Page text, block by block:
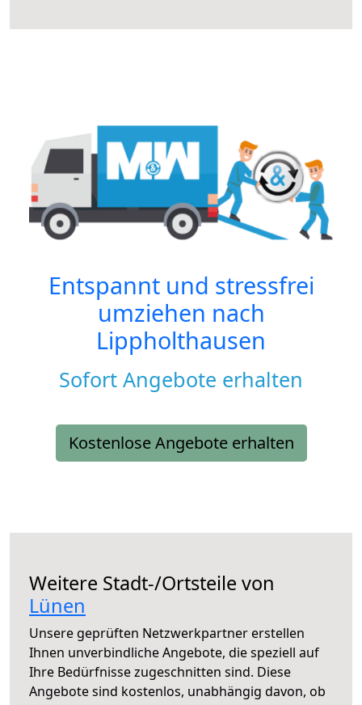
Entspannt und stressfrei
umziehen nach
Lippholthausen
Sofort Angebote erhalten
Kostenlose Angebote erhalten
Weitere Stadt-/Ortsteile von
Lünen
Unsere geprüften Netzwerkpartner erstellen
Ihnen unverbindliche Angebote, die speziell auf
Ihre Bedürfnisse zugeschnitten sind. Diese
Angebote sind kostenlos, unabhängig davon, ob